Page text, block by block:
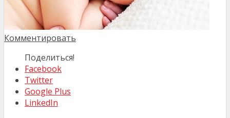
Комментировать
Поделиться!
Facebook
Twitter
Google Plus
LinkedIn